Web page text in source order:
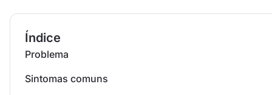
Índice
Problema
Sintomas comuns